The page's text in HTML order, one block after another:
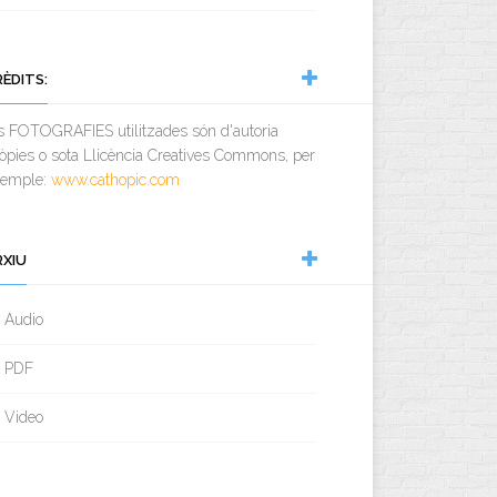
FOTOGRAFIES utilitzades són d'autoria
o sota Llicència Creatives Commons, per
www.cathopic.com
Audio
PDF
Video